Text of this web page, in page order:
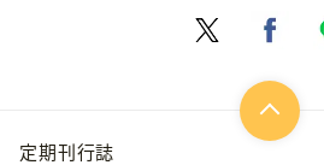
定期刊行誌